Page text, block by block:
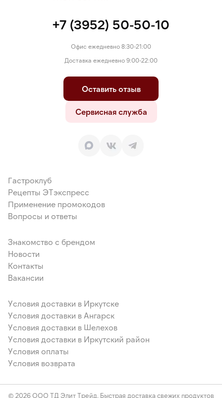
+7 (3952) 50-50-10
Офис ежедневно 8:30-21:00
Доставка ежедневно 9:00-22:00
Оставить отзыв
Сервисная служба
Гастроклуб
Рецепты ЭТэкспресс
Применение промокодов
Вопросы и ответы
Знакомство с брендом
Новости
Контакты
Вакансии
Условия доставки в Иркутске
Условия доставки в Ангарск
Условия доставки в Шелехов
Условия доставки в Иркутский район
Условия оплаты
Условия возврата
© 2026 ООО ТД Элит Трейд. Быстрая доставка свежих продуктов